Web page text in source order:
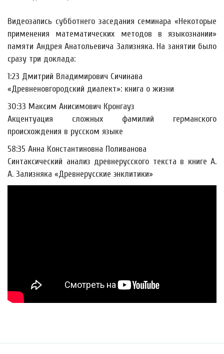
Видеозапись субботнего заседания семинара «Некоторые
применения математических методов в языкознании»
памяти Андрея Анатольевича Зализняка. На занятии было
сразу три доклада:
1:23 Дмитрий Владимирович Сичинава
«Древненовгородский диалект»: книга о жизни
30:33 Максим Анисимович Кронгауз
Акцентуация сложных фамилий германского
происхождения в русском языке
58:35 Анна Константиновна Поливанова
Синтаксический анализ древнерусского текста в книге А.
А. Зализняка «Древнерусские энклитики»